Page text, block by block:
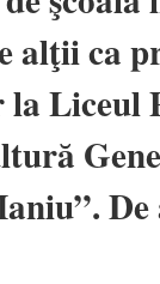
alţii ca
Liceul
De